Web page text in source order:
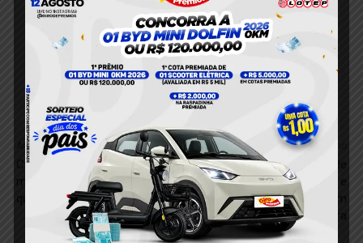
Anterior
Curupira é escolhido como
mascote oficial da COP 30,
que será realizada em Belém
Próximo
Operação policial apreende
mais de 2 kg de maconha e
prende três suspeitos em
Altamira